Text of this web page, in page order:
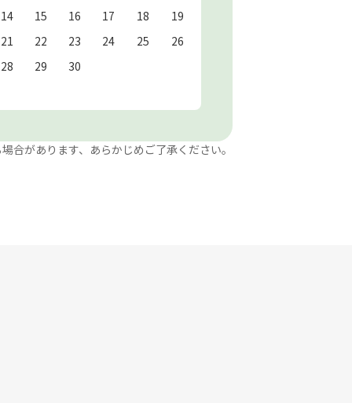
14
15 16 17 18
19
21
22 23 24 25
26
28
29 30
合があります、あらかじめご了承ください。